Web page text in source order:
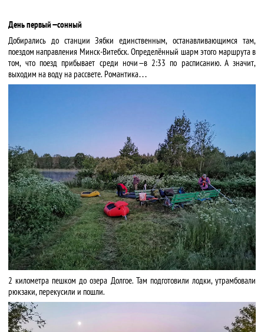
День первый — сонный
Добирались до станции Зябки единственным, останавливающимся там,
поездом направления Минск-Витебск. Определённый шарм этого маршрута в
том, что поезд прибывает среди ночи — в 2:33 по расписанию. А значит,
выходим на воду на рассвете. Романтика…
2 километра пешком до озера Долгое. Там подготовили лодки, утрамбовали
рюкзаки, перекусили и пошли.